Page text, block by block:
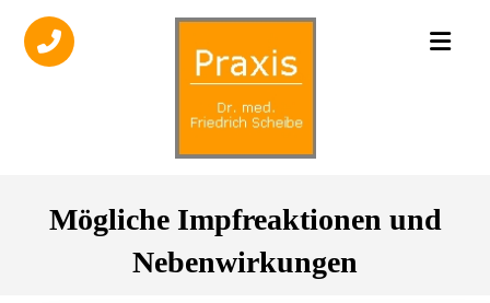
Mögliche Impfreaktionen und
Nebenwirkungen